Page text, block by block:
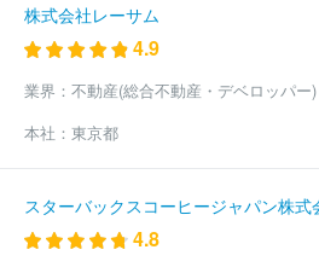
株式会社レーサム
4.9
業界： 不動産(総合不動産・デベロッパー)
本社： 東京都
スターバックスコーヒージャパン株式
4.8